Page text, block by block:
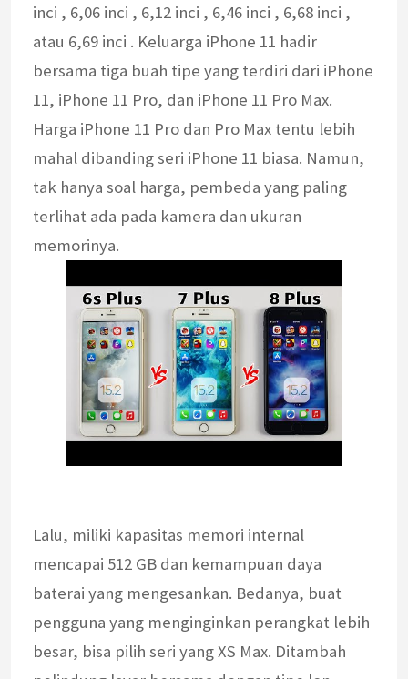
inci , 6,06 inci , 6,12 inci , 6,46 inci , 6,68 inci ,
atau 6,69 inci . Keluarga iPhone 11 hadir
bersama tiga buah tipe yang terdiri dari iPhone
11, iPhone 11 Pro, dan iPhone 11 Pro Max.
Harga iPhone 11 Pro dan Pro Max tentu lebih
mahal dibanding seri iPhone 11 biasa. Namun,
tak hanya soal harga, pembeda yang paling
terlihat ada pada kamera dan ukuran
memorinya.
Lalu, miliki kapasitas memori internal
mencapai 512 GB dan kemampuan daya
baterai yang mengesankan. Bedanya, buat
pengguna yang menginginkan perangkat lebih
besar, bisa pilih seri yang XS Max. Ditambah